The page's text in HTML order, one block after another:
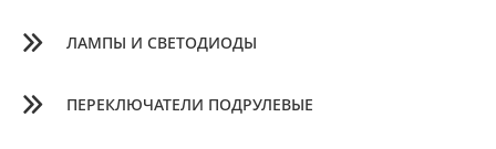
ЛАМПЫ И СВЕТОДИОДЫ
ПЕРЕКЛЮЧАТЕЛИ ПОДРУЛЕВЫЕ